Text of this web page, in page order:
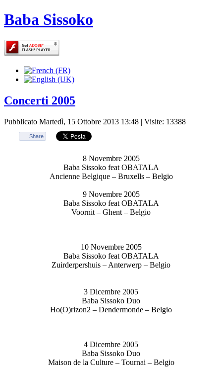
Baba Sissoko
Concerti 2005
Pubblicato Martedì, 15 Ottobre 2013 13:48 | Visite: 13388
Share
8 Novembre 2005
Baba Sissoko feat OBATALA
Ancienne Belgique – Bruxells – Belgio
9 Novembre 2005
Baba Sissoko feat OBATALA
Voornit – Ghent – Belgio
10 Novembre 2005
Baba Sissoko feat OBATALA
Zuirderpershuis – Anterwerp – Belgio
3 Dicembre 2005
Baba Sissoko Duo
Ho(O)rizon2 – Dendermonde – Belgio
4 Dicembre 2005
Baba Sissoko Duo
Maison de la Culture – Tournai – Belgio